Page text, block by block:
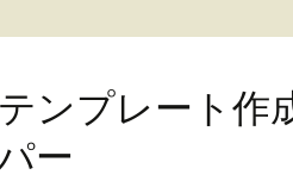
ンプレート作
ー